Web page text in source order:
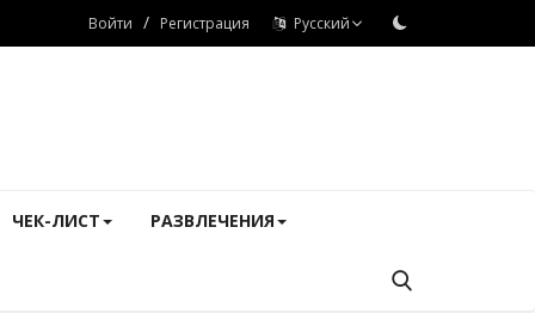
Войти / Регистрация Русский
ЧЕК-ЛИСТ РАЗВЛЕЧЕНИЯ